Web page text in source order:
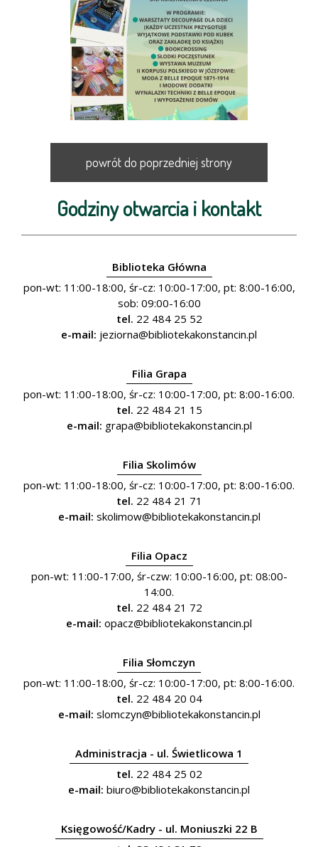
powrót do poprzedniej strony
Godziny otwarcia i kontakt
Biblioteka Główna
pon-wt: 11:00-18:00, śr-cz: 10:00-17:00, pt: 8:00-16:00,
sob: 09:00-16:00
tel. 22 484 25 52
e-mail: jeziorna@bibliotekakonstancin.pl
Filia Grapa
pon-wt: 11:00-18:00, śr-cz: 10:00-17:00, pt: 8:00-16:00.
tel. 22 484 21 15
e-mail: grapa@bibliotekakonstancin.pl
Filia Skolimów
pon-wt: 11:00-18:00, śr-cz: 10:00-17:00, pt: 8:00-16:00.
tel. 22 484 21 71
e-mail: skolimow@bibliotekakonstancin.pl
Filia Opacz
pon-wt: 11:00-17:00, śr-czw: 10:00-16:00, pt: 08:00-
14:00.
tel. 22 484 21 72
e-mail: opacz@bibliotekakonstancin.pl
Filia Słomczyn
pon-wt: 11:00-18:00, śr-cz: 10:00-17:00, pt: 8:00-16:00.
tel. 22 484 20 04
e-mail: slomczyn@bibliotekakonstancin.pl
Administracja - ul. Świetlicowa 1
tel. 22 484 25 02
e-mail: biuro@bibliotekakonstancin.pl
Księgowość/Kadry - ul. Moniuszki 22 B